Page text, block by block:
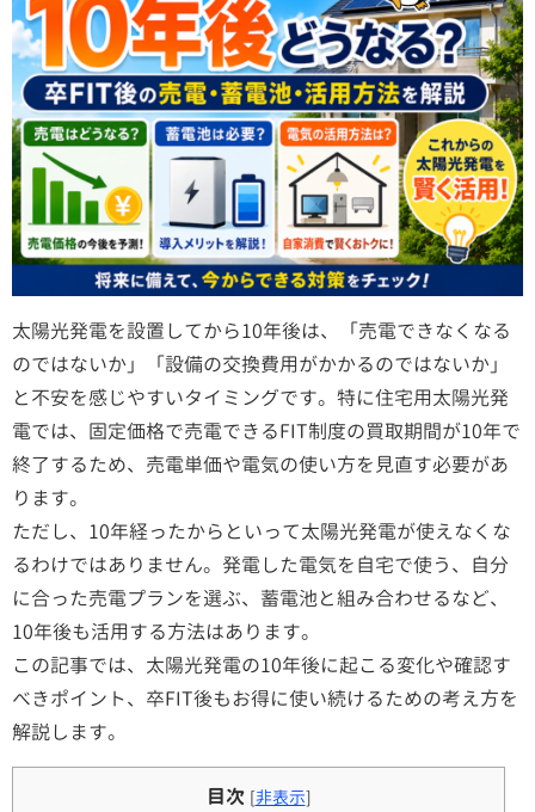
太陽光発電を設置してから10年後は、「売電できなくなる
のではないか」「設備の交換費用がかかるのではないか」
と不安を感じやすいタイミングです。特に住宅用太陽光発
電では、固定価格で売電できるFIT制度の買取期間が10年で
終了するため、売電単価や電気の使い方を見直す必要があ
ります。
ただし、10年経ったからといって太陽光発電が使えなくな
るわけではありません。発電した電気を自宅で使う、自分
に合った売電プランを選ぶ、蓄電池と組み合わせるなど、
10年後も活用する方法はあります。
この記事では、太陽光発電の10年後に起こる変化や確認す
べきポイント、卒FIT後もお得に使い続けるための考え方を
解説します。
目次 [非表示]